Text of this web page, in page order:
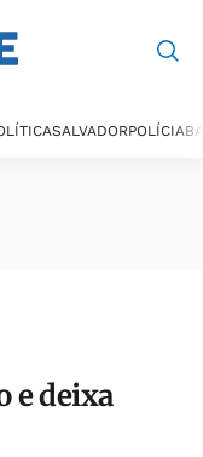
SALVADORPOLÍCIA
e deixa